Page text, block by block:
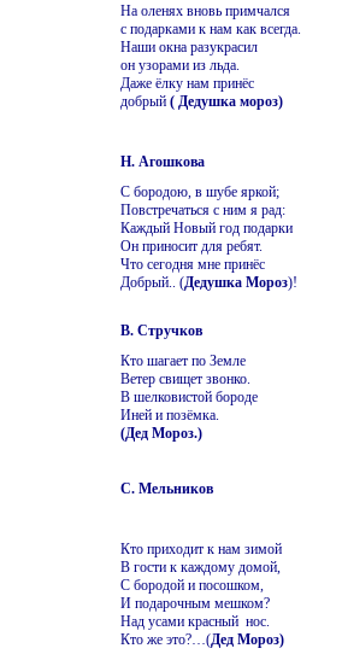
На оленях вновь примчался
с подарками к нам как всегда.
Наши окна разукрасил
он узорами из льда.
Даже ёлку нам принёс
добрый ( Дедушка мороз)
Н. Агошкова
С бородою, в шубе яркой;
Повстречаться с ним я рад:
Каждый Новый год подарки
Он приносит для ребят.
Что сегодня мне принёс
Добрый.. (Дедушка Мороз)!
В. Стручков
Кто шагает по Земле
Ветер свищет звонко.
В шелковистой бороде
Иней и позёмка.
(Дед Мороз.)
С. Мельников
Кто приходит к нам зимой
В гости к каждому домой,
С бородой и посошком,
И подарочным мешком?
Над усами красный нос.
Кто же это?…(Дед Мороз)